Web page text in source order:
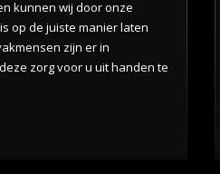
kunnen wij door onze
op de juiste manier laten
zijn er in
zorg voor u uit handen te